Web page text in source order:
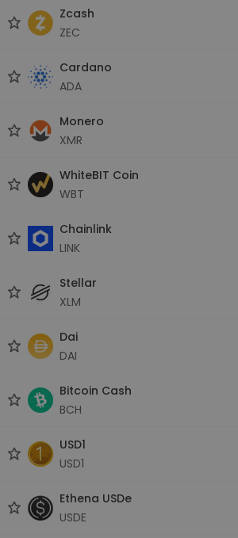
Zcash
ZEC
Cardano
ADA
Monero
XMR
WhiteBIT Coin
WBT
Chainlink
LINK
Stellar
XLM
Dai
DAI
Bitcoin Cash
BCH
USD1
USD1
Ethena USDe
USDE